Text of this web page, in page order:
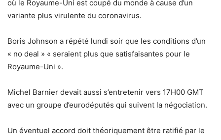
où le Royaume-Uni est coupé du monde à cause d’un
variante plus virulente du coronavirus.
Boris Johnson a répété lundi soir que les conditions d’un
« no deal » « seraient plus que satisfaisantes pour le
Royaume-Uni ».
Michel Barnier devait aussi s’entretenir vers 17H00 GMT
avec un groupe d’eurodéputés qui suivent la négociation.
Un éventuel accord doit théoriquement être ratifié par le